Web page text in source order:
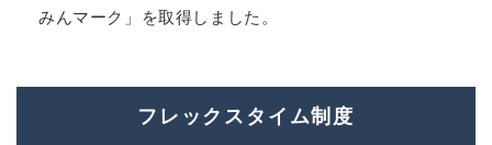
みんマーク」を取得しました。
フレックスタイム制度